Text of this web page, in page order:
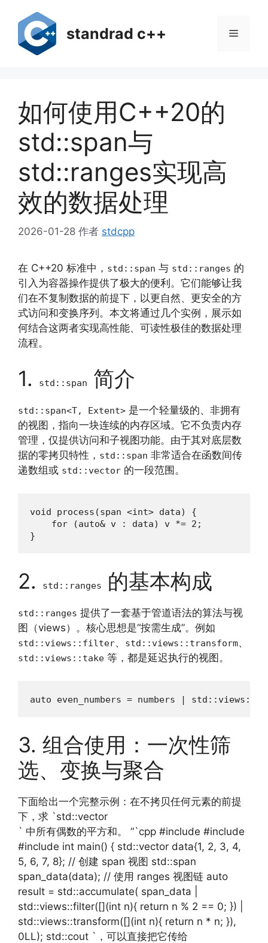
standrad c++ 菜
如何使用C++20的
std::span与
std::ranges实现高
效的数据处理
2026-01-28 作者 stdcpp
在 C++20 标准中， std::span 与 std::ranges 的
引入为容器操作提供了极大的便利。它们能够让我
们在不复制数据的前提下，以更自然、更安全的方
式访问和变换序列。本文将通过几个实例，展示如
何结合这两者实现高性能、可读性极佳的数据处理
流程。
1. std::span 简介
std::span<T, Extent> 是一个轻量级的、非拥有
的视图，指向一块连续的内存区域。它不负责内存
管理，仅提供访问和子视图功能。由于其对底层数
据的零拷贝特性， std::span 非常适合在函数间传
递数组或 std::vector 的一段范围。
void process(span <int> data) {
    for (auto& v : data) v *= 2;
}
2. std::ranges 的基本构成
std::ranges 提供了一套基于管道语法的算法与视
图（views）。核心思想是“按需生成”。例如
std::views::filter、 std::views::transform、
std::views::take 等，都是延迟执行的视图。
auto even_numbers = numbers |
3. 组合使用：一次性筛
选、变换与聚合
下面给出一个完整示例：在不拷贝任何元素的前提
下，求 `std::vector
` 中所有偶数的平方和。 “`cpp #include #include
#include int main() { std::vector data{1, 2, 3, 4,
5, 6, 7, 8}; // 创建 span 视图 std::span
span_data(data); // 使用 ranges 视图链 auto
result = std::accumulate( span_data |
std::views::filter([](int n){ return n % 2 == 0; }) |
std::views::transform([](int n){ return n * n; }),
0LL); std::cout `，可以直接把它传给